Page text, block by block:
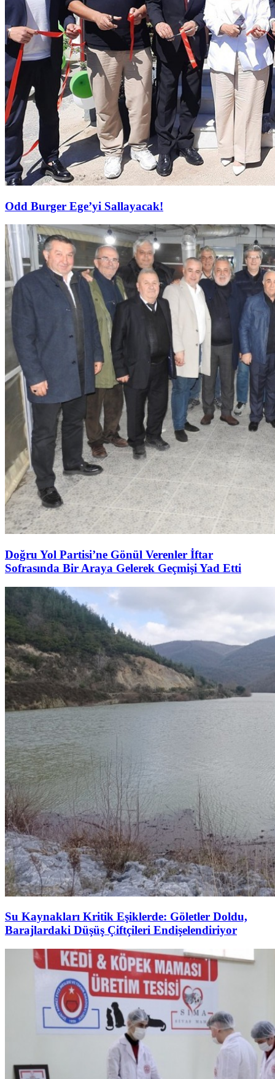
Odd Burger Ege’yi Sallayacak!
Doğru Yol Partisi’ne Gönül Verenler İftar
Sofrasında Bir Araya Gelerek Geçmişi Yad Etti
Su Kaynakları Kritik Eşiklerde: Göletler Doldu,
Barajlardaki Düşüş Çiftçileri Endişelendiriyor